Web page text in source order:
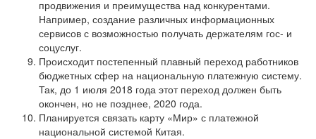
продвижения и преимущества над конкурентами.
Например, создание различных информационных
сервисов с возможностью получать держателям гос- и
соцуслуг.
Происходит постепенный плавный переход работников
бюджетных сфер на национальную платежную систему.
Так, до 1 июля 2018 года этот переход должен быть
окончен, но не позднее, 2020 года.
Планируется связать карту «Мир» с платежной
национальной системой Китая.